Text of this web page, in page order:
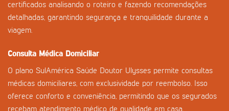
certificados analisando o roteiro e fazendo recomendações
detalhadas, garantindo segurança e tranquilidade durante a
viagem.
Consulta Médica Domiciliar
O plano SulAmérica Saúde Doutor Ulysses permite consultas
médicas domiciliares, com exclusividade por reembolso. Isso
oferece conforto e conveniência, permitindo que os segurados
recebam atendimento médico de qualidade em casa.